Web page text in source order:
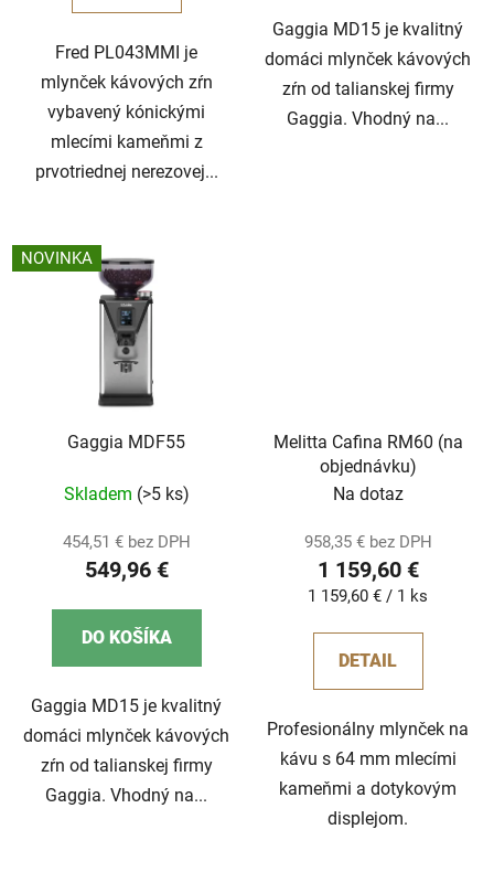
Fred PL043MMI je
mlynček kávových zŕn
vybavený kónickými
mlecími kameňmi z
prvotriednej nerezovej...
Gaggia MD15 je kvalitný
domáci mlynček kávových
zŕn od talianskej firmy
Gaggia. Vhodný na...
NOVINKA
Gaggia MDF55
Skladem (>5 ks)
454,51 € bez DPH
549,96 €
DO KOŠÍKA
Gaggia MD15 je kvalitný
domáci mlynček kávových
zŕn od talianskej firmy
Gaggia. Vhodný na...
Melitta Cafina RM60 (na
objednávku)
Na dotaz
958,35 € bez DPH
1 159,60 €
Jednotková
1 159,60 € / 1 ks
DETAIL
Profesionálny mlynček na
kávu s 64 mm mlecími
kameňmi a dotykovým
displejom.